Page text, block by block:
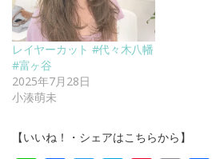
レイヤーカット #代々木八幡
#富ヶ谷
2025年7月28日
小湊萌未
【いいね！・シェアはこちらから】